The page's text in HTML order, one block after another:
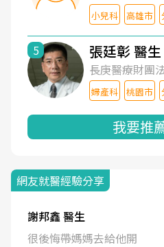
小兒科 高雄市
5 張廷彰 醫生
長庚醫療財團
婦產科 桃園市
我要推
網友就醫經驗分享
謝邦鑫 醫生
很後悔帶媽媽去給他開